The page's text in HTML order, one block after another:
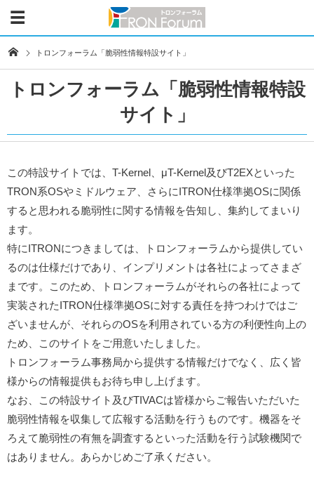
トロンフォーラム「脆弱性情報特設サイト」
トロンフォーラム「脆弱性情報特設
サイト」
この特設サイトでは、T-Kernel、μT-Kernel及びT2EXといった
TRON系OSやミドルウェア、さらにITRON仕様準拠OSに関係
すると思われる脆弱性に関する情報を告知し、集約してまいり
ます。
特にITRONにつきましては、トロンフォーラムから提供してい
るのは仕様だけであり、インプリメントは各社によってさまざ
まです。このため、トロンフォーラムがそれらの各社によって
実装されたITRON仕様準拠OSに対する責任を持つわけではご
ざいませんが、それらのOSを利用されている方の利便性向上の
ため、このサイトをご用意いたしました。
トロンフォーラム事務局から提供する情報だけでなく、広く皆
様からの情報提供もお待ち申し上げます。
なお、この特設サイト及びTIVACは皆様からご報告いただいた
脆弱性情報を収集して広報する活動を行うものです。機器をそ
ろえて脆弱性の有無を調査するといった活動を行う試験機関で
はありません。あらかじめご了承ください。